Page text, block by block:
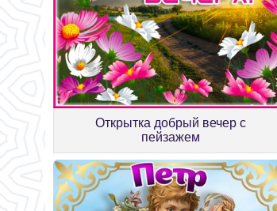
Открытка добрый вечер с
пейзажем